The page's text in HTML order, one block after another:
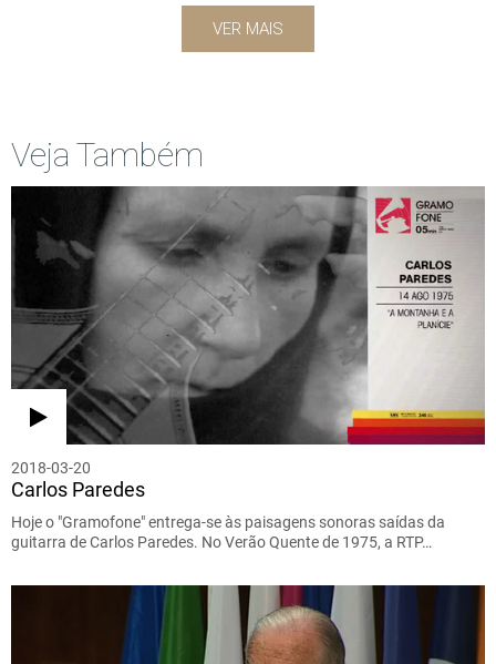
VER MAIS
Veja Também
2018-03-20
Carlos Paredes
Hoje o "Gramofone" entrega-se às paisagens sonoras saídas da
guitarra de Carlos Paredes. No Verão Quente de 1975, a RTP…